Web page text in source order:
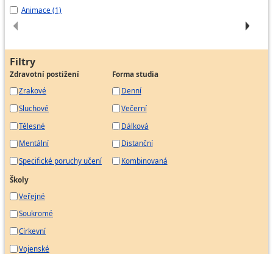
Animace (1)
Filtry
Zdravotní postižení
Zrakové
Sluchové
Tělesné
Mentální
Specifické poruchy učení
Forma studia
Denní
Večerní
Dálková
Distanční
Kombinovaná
Školy
Veřejné
Soukromé
Církevní
Vojenské